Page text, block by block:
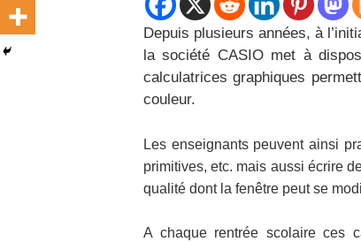
Depuis plusieurs années, à
la société CASIO met à
calculatrices graphiques
couleur.
Les enseignants peuvent ainsi
primitives, etc. mais aussi écrire
qualité dont la fenêtre peut se
A chaque rentrée scolaire ces